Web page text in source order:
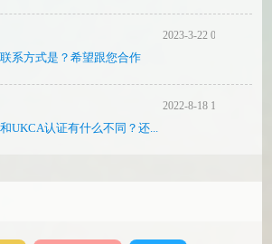
2023-3-22 08:31
系方式是？希望跟您合作
2022-8-18 17:47
UKCA认证有什么不同？还...